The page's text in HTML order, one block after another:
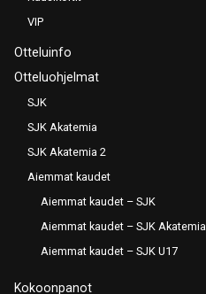
VIP
Otteluinfo
Otteluohjelmat
SJK
SJK Akatemia
SJK Akatemia 2
Aiemmat kaudet
Aiemmat kaudet – SJK
Aiemmat kaudet – SJK Akatemia
Aiemmat kaudet – SJK U17
Kokoonpanot